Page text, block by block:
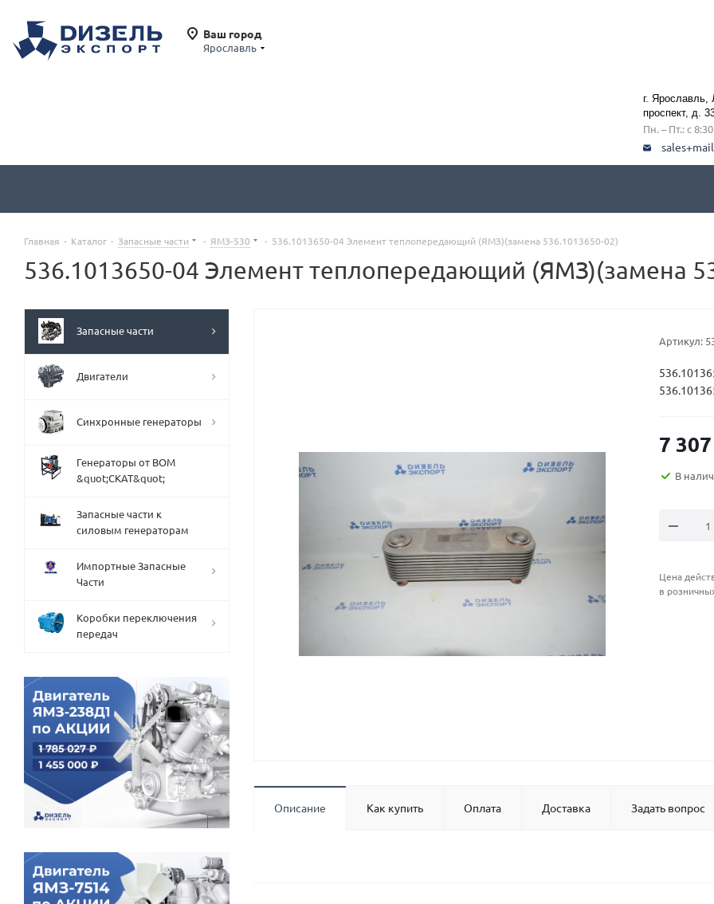
Ваш город
Ярославль
г. Ярославль,
проспект, д.
Пн. – Пт.: с
Главная - Каталог - Запасные части - ЯМЗ-530 - 536.1013650-04 Элемент теплопередающий (ЯМЗ)(замена 536.1013650-02)
536.1013650-04 Элемент теплопередающий (ЯМЗ)(замена
Артикул:
7 307
В
Цена
в
Описание Как купить Оплата Доставка Задать вопрос
Запасные части
Двигатели
Синхронные генераторы
Генераторы от ВОМ
&quot;СКАТ&quot;
Запасные части к
силовым генераторам
Импортные Запасные
Части
Коробки переключения
передач